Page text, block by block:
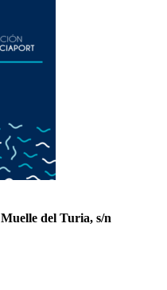
del Turia, s/n